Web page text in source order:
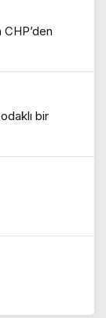
bir